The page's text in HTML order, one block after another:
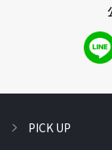
PICK UP